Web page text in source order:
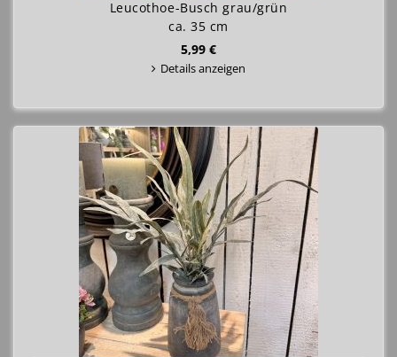
Leucothoe-Busch grau/grün
ca. 35 cm
5,99 €
Details anzeigen